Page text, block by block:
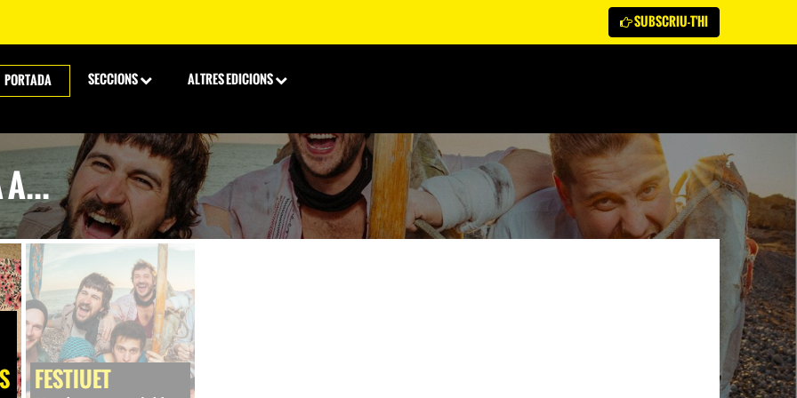
SUBSCRIU-T'HI
PORTADA SECCIONS ALTRES EDICIONS
A...
FESTIUET